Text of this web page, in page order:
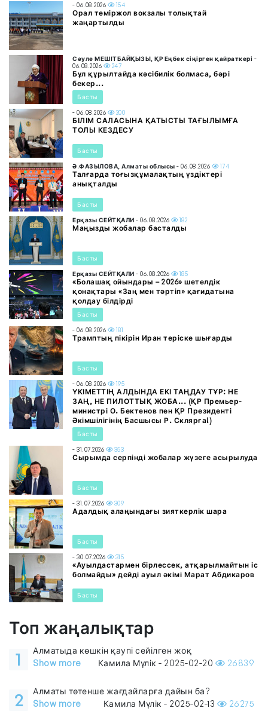
- 06.08.2026 154
Орал теміржол вокзалы толықтай
жаңартылды
Сәуле МЕШІТБАЙҚЫЗЫ, ҚР Еңбек сіңірген қайраткері -
06.08.2026
247
Бұл құрылтайда кәсібилік болмаса, бәрі
бекер...
Басты
- 06.08.2026 200
БІЛІМ САЛАСЫНА ҚАТЫСТЫ ТАҒЫЛЫМҒА
ТОЛЫ КЕЗДЕСУ
Басты
Ә.ФАЗЫЛОВА, Алматы облысы - 06.08.2026 174
Талғарда тоғызқұмалақтың үздіктері
анықталды
Басты
Ерқазы СЕЙТҚАЛИ - 06.08.2026 182
Маңызды жобалар басталды
Басты
Ерқазы СЕЙТҚАЛИ - 06.08.2026 185
«Болашақ ойындары – 2026» шетелдік
қонақтары «Заң мен тәртіп» қағидатына
қолдау білдірді
Басты
- 06.08.2026 181
Трамптың пікірін Иран теріске шығарды
Басты
- 06.08.2026 195
ҮКІМЕТТІҢ АЛДЫНДА ЕКІ ТАҢДАУ ТҰР: НЕ
ЗАҢ, НЕ ПИЛОТТЫҚ ЖОБА... (ҚР Премьер-
министрі О. Бектенов пен ҚР Президенті
Әкімшілігінің Басшысы Р. Склярға!)
Басты
- 31.07.2026 353
Сырымда серпінді жобалар жүзеге асырылуда
Басты
- 31.07.2026 309
Адалдық алаңындағы зияткерлік шара
Басты
- 30.07.2026 315
«Ауылдастармен бірлессек, атқарылмайтын іс
болмайды» дейді ауыл әкімі Марат Абдикаров
Басты
Топ жаңалықтар
1
Алматыда көшкін қаупі сейілген жоқ
Show more
Камила Мүлік - 2025-02-20 26839
2
Алматы төтенше жағдайларға дайын ба?
Show more
Камила Мүлік - 2025-02-13 26275